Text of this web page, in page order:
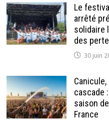
Le
arrêté
solidaire
des
30 juin
cascade
saison
France